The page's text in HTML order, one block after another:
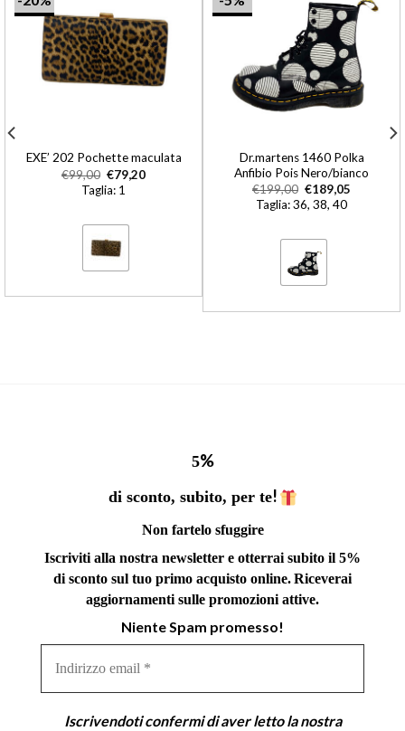
EXE’ 202 Pochette maculata
€99,00 €79,20
Taglia: 1
Dr.martens 1460 Polka
Anfibio Pois Nero/bianco
€199,00 €189,05
Taglia: 36, 38, 40
5%
di sconto, subito, per te!
Non fartelo sfuggire
Iscriviti alla nostra newsletter e otterrai subito il 5%
di sconto sul tuo primo acquisto online.Riceverai
aggiornamenti sulle promozioni attive.
Niente Spam promesso!
email
Iscrivendoti confermi di aver letto la nostra